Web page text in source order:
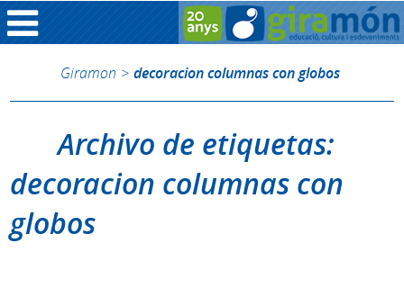
Giramon > decoracion columnas con globos
Archivo de etiquetas:
decoracion columnas con
globos